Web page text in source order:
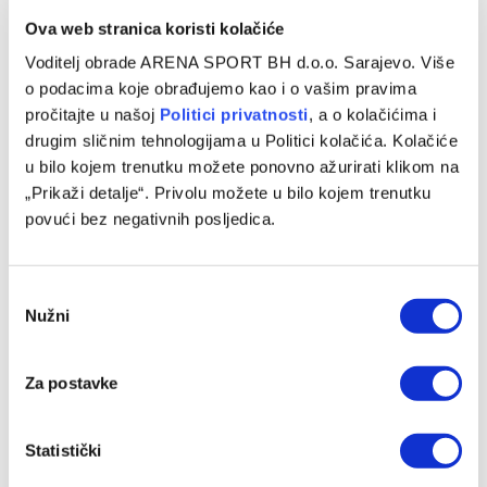
Ova web stranica koristi kolačiće
Voditelj obrade ARENA SPORT BH d.o.o. Sarajevo. Više
o podacima koje obrađujemo kao i o vašim pravima
pročitajte u našoj Politici privatnosti, a o kolačićima i
drugim sličnim tehnologijama u Politici kolačića. Kolačiće
u bilo kojem trenutku možete ponovno ažurirati klikom na
„Prikaži detalje“. Privolu možete u bilo kojem trenutku
povući bez negativnih posljedica.
Selection
Nužni
Za postavke
Statistički
izdašnijih ponuda